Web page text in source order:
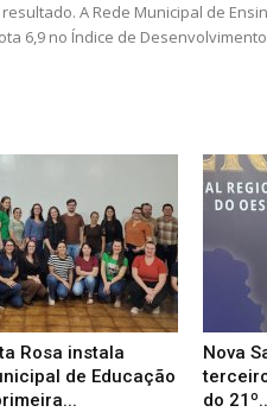
A Rede Municipal de
6,9 no Índice de
Rosa instala
de Educação
Nova
do